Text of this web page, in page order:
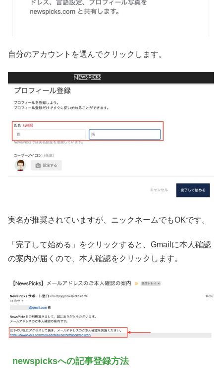
自分のアカウントを選んでクリックします。
実名が推奨されていますが、ニックネームでもOKです。
「完了して始める」をクリックすると、Gmailに本人確認
の案内が届くので、本人確認をクリックします。
newspicksへの記事登録方法